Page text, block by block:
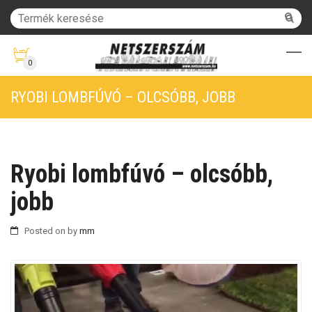
0
RYOBI LOMBFÚVÓ – OLCSÓBB, JOBB
Ryobi lombfúvó – olcsóbb,
jobb
Posted on by mm